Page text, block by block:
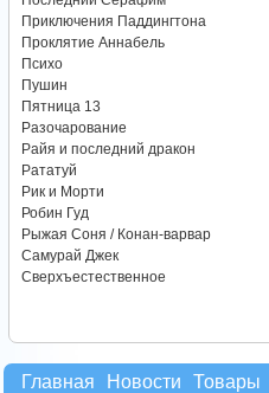
Приключения Паддингтона
Проклятие Аннабель
Психо
Пушин
Пятница 13
Разочарование
Райя и последний дракон
Рататуй
Рик и Морти
Робин Гуд
Рыжая Соня / Конан-варвар
Самурай Джек
Сверхъестественное
Главная Новости Товары